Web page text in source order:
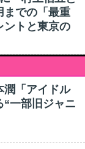
までの「最重
ントと東京の
潤「アイドル
一部旧ジャニ